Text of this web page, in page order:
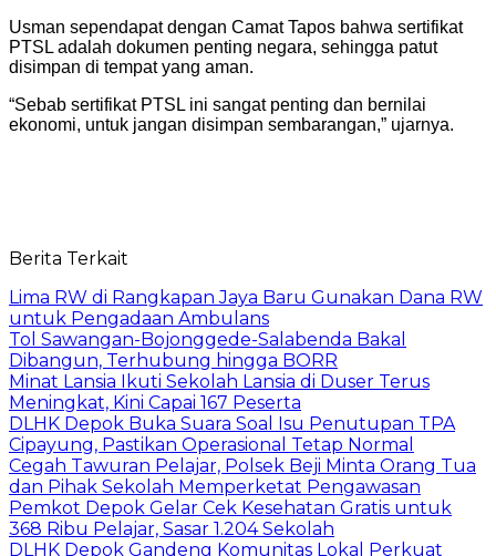
Usman sependapat dengan Camat Tapos bahwa sertifikat
PTSL adalah dokumen penting negara, sehingga patut
disimpan di tempat yang aman.
“Sebab sertifikat PTSL ini sangat penting dan bernilai
ekonomi, untuk jangan disimpan sembarangan,” ujarnya.
Berita Terkait
Lima RW di Rangkapan Jaya Baru Gunakan Dana RW
untuk Pengadaan Ambulans
Tol Sawangan-Bojonggede-Salabenda Bakal
Dibangun, Terhubung hingga BORR
Minat Lansia Ikuti Sekolah Lansia di Duser Terus
Meningkat, Kini Capai 167 Peserta
DLHK Depok Buka Suara Soal Isu Penutupan TPA
Cipayung, Pastikan Operasional Tetap Normal
Cegah Tawuran Pelajar, Polsek Beji Minta Orang Tua
dan Pihak Sekolah Memperketat Pengawasan
Pemkot Depok Gelar Cek Kesehatan Gratis untuk
368 Ribu Pelajar, Sasar 1.204 Sekolah
DLHK Depok Gandeng Komunitas Lokal Perkuat